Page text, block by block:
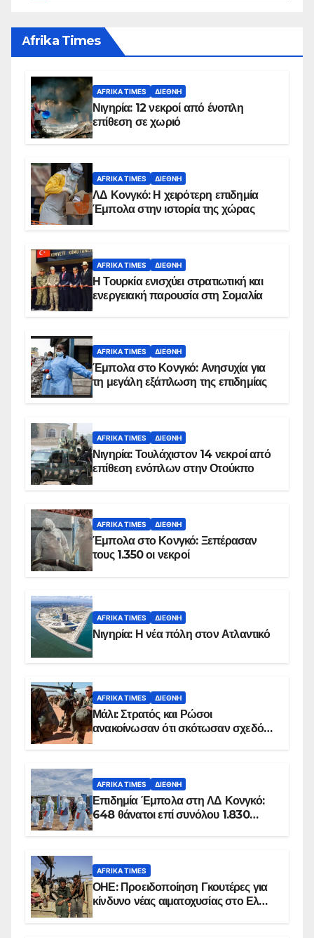
Αfrika Times
AFRIKA TIMES ΔΙΕΘΝΉ
Νιγηρία: 12 νεκροί από ένοπλη
επίθεση σε χωριό
AFRIKA TIMES ΔΙΕΘΝΉ
ΛΔ Κονγκό: Η χειρότερη επιδημία
Έμπολα στην ιστορία της χώρας
AFRIKA TIMES ΔΙΕΘΝΉ
Η Τουρκία ενισχύει στρατιωτική και
ενεργειακή παρουσία στη Σομαλία
AFRIKA TIMES ΔΙΕΘΝΉ
Έμπολα στο Κονγκό: Ανησυχία για
τη μεγάλη εξάπλωση της επιδημίας
AFRIKA TIMES ΔΙΕΘΝΉ
Νιγηρία: Τουλάχιστον 14 νεκροί από
επίθεση ενόπλων στην Οτούκπο
AFRIKA TIMES ΔΙΕΘΝΉ
Έμπολα στο Κονγκό: Ξεπέρασαν
τους 1.350 οι νεκροί
AFRIKA TIMES ΔΙΕΘΝΉ
Νιγηρία: Η νέα πόλη στον Ατλαντικό
AFRIKA TIMES ΔΙΕΘΝΉ
Μάλι: Στρατός και Ρώσοι
ανακοίνωσαν ότι σκότωσαν σχεδόν
AFRIKA TIMES ΔΙΕΘΝΉ
Επιδημία Έμπολα στη ΛΔ Κονγκό:
648 θάνατοι επί συνόλου 1.830
AFRIKA TIMES
ΟΗΕ: Προειδοποίηση Γκουτέρες για
κίνδυνο νέας αιματοχυσίας στο Ελ